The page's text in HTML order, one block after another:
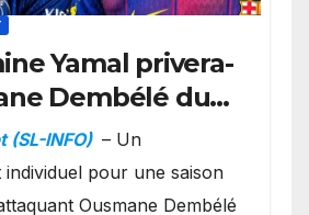
Yamal privera-
Dembélé du
?
(SL-INFO) – Un
pour une saison
Ousmane Dembélé